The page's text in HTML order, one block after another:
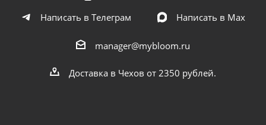
Написать в Телеграм
Написать в Мах
manager@mybloom.ru
Доставка в Чехов от 2350 рублей.